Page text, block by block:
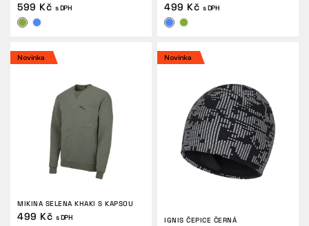
599 Kč s DPH 499 Kč s DPH
Novinka
MIKINA SELENA KHAKI S KAPSOU
499 Kč s DPH
Novinka
IGNIS ČEPICE ČERNÁ